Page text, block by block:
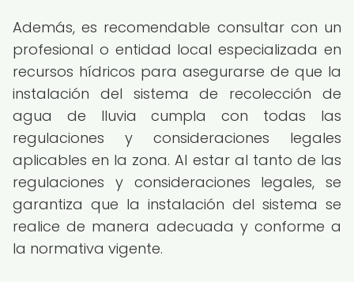
Además, es recomendable consultar con un
profesional o entidad local especializada en
recursos hídricos para asegurarse de que la
instalación del sistema de recolección de
agua de lluvia cumpla con todas las
regulaciones y consideraciones legales
aplicables en la zona. Al estar al tanto de las
regulaciones y consideraciones legales, se
garantiza que la instalación del sistema se
realice de manera adecuada y conforme a
la normativa vigente.